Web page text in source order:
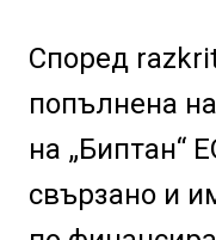
Според
попълнена
на „Биптан“
свързано и